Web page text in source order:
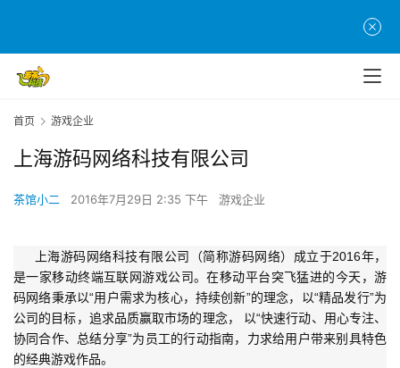
首
页
游
游
戏
业
首页 游戏企业
上海游码网络科技有限公司
茶馆小二 2016年7月29日 2:35 下午 游戏企业
上海游码网络科技有限公司（简称游码网络）成立于2016年，
是一家移动终端互联网游戏公司。在移动平台突飞猛进的今天，游
码网络秉承以“用户需求为核心，持续创新”的理念，以“精品发行”为
公司的目标，追求品质赢取市场的理念， 以“快速行动、用心专注、
协同合作、总结分享”为员工的行动指南，力求给用户带来别具特色
的经典游戏作品。